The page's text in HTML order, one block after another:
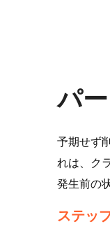
パ
予期せず
れは、ク
発生前の
ステッ